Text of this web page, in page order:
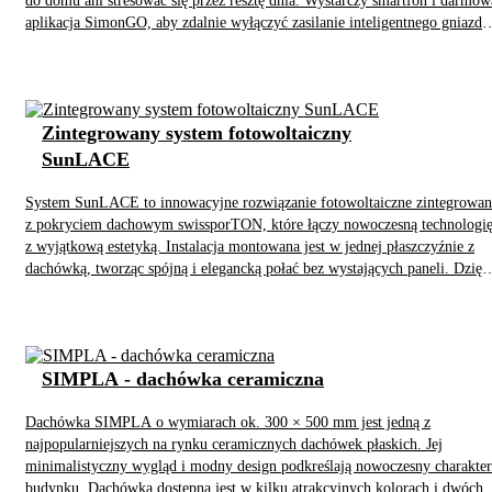
aplikacja SimonGO, aby zdalnie wyłączyć zasilanie inteligentnego gniazda
System SunLACE to innowacyjne rozwiązanie fotowoltaiczne
z pokryciem dachowym swissporTON, które łączy nowoczesną technologię
z wyjątkową estetyką. Instalacja montowana jest w jednej płaszczyźnie z
dachówką, tworząc spójną i elegancką połać bez wystających paneli.
Zintegrowany system fotowoltaiczny
SunLACE
Dachówka SIMPLA o wymiarach ok. 300 × 500 mm jest jedną z
najpopularniejszych na rynku ceramicznych dachówek płaskich. Jej
minimalistyczny wygląd i modny design podkreślają nowoczesny charakter
budynku. Dachówka dostępna jest w kilku atrakcyjnych kolorach i dwóch
SIMPLA - dachówka ceramiczna